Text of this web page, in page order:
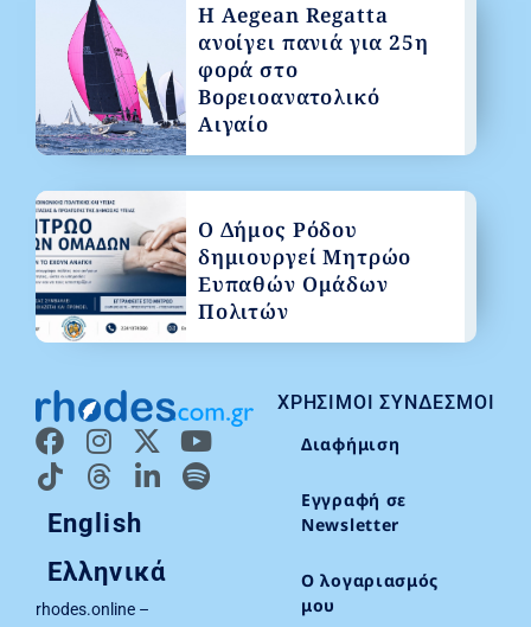
English
Ελληνικά
rhodes.online –
ΧΡΉΣΙΜΟΙ ΣΎΝΔΕΣΜΟΙ
Διαφήμιση
Εγγραφή σε
Newsletter
Ο λογαριασμός
μου
Η Aegean Regatta
ανοίγει πανιά για 25η
φορά στο
Βορειοανατολικό
Αιγαίο
Ο Δήμος Ρόδου
δημιουργεί Μητρώο
Ευπαθών Ομάδων
Πολιτών